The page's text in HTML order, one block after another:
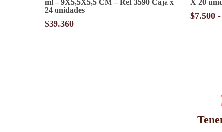
ml – 9X5,5X5,5 CM – Ref 3590 Caja x
24 unidades
$39.360
tiene
múltiples
variantes.
X 20
$7.500 -